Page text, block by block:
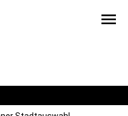
menu